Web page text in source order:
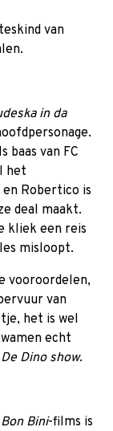
van
in da
baas van FC
het
Robertico is
deal maakt.
kliek een reis
misloopt.
vooroordelen,
van
het is wel
echt
De Dino show.
Bon Bini-films is